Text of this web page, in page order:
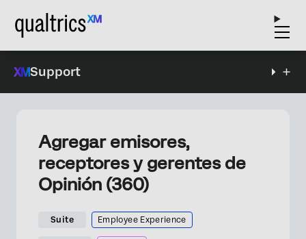
Support
Agregar emisores,
receptores y gerentes de
Opinión (360)
Suite Employee Experience